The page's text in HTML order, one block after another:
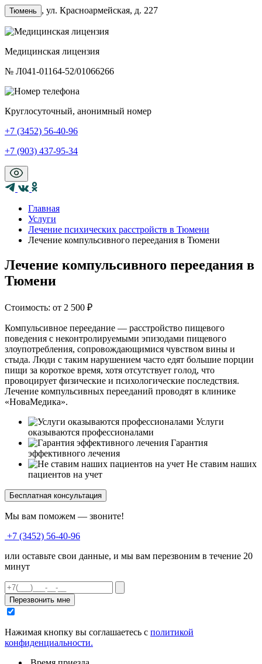
Тюмень , ул. Красноармейская, д. 227
Медицинская лицензия
№ Л041-01164-52/01066266
Круглосуточный, анонимный номер
+7 (3452) 56-40-96
+7 (903) 437-95-34
Главная
Услуги
Лечение психических расстройств в Тюмени
Лечение компульсивного переедания в Тюмени
Лечение компульсивного переедания в
Тюмени
Стоимость: от 2 500 ₽
Компульсивное переедание ― расстройство пищевого
поведения с неконтролируемыми эпизодами пищевого
злоупотребления, сопровождающимися чувством вины и
стыда. Люди с таким нарушением часто едят большие порции
пищи за короткое время, хотя отсутствует голод, что
провоцирует физические и психологические последствия.
Лечение компульсивных перееданий проводят в клинике
«НоваМедика».
Услуги
оказываются профессионалами
Гарантия
эффективного лечения
Не ставим наших
пациентов на учет
Бесплатная консультация
Мы вам поможем — звоните!
+7 (3452) 56-40-96
или оставьте свои данные, и мы вам перезвоним в течение 20
минут
Перезвонить мне
Нажимая кнопку вы соглашаетесь с политикой
конфиденциальности.